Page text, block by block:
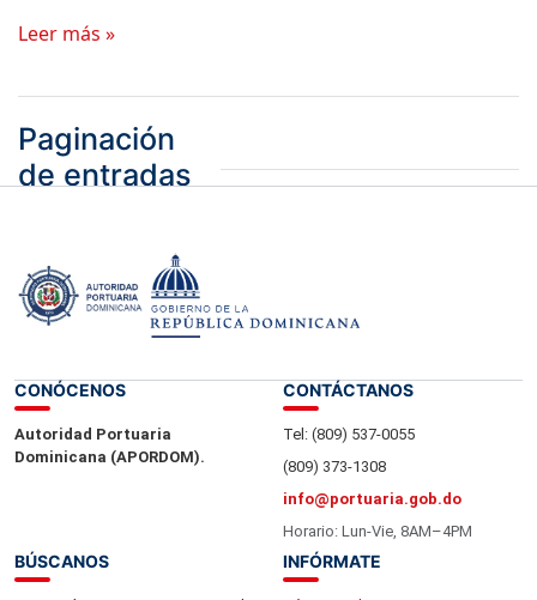
Leer más »
Paginación
de entradas
CONÓCENOS
Autoridad Portuaria
Dominicana (APORDOM).
CONTÁCTANOS
Tel: (809) 537-0055
(809) 373-1308
info@portuaria.gob.do
Horario: Lun-Vie, 8AM–4PM
BÚSCANOS INFÓRMATE